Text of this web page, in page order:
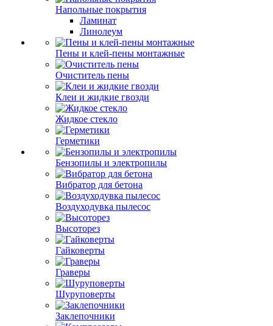
Напольные покрытия
Ламинат
Линолеум
Пены и клей-пены монтажные
Очиститель пены
Клеи и жидкие гвозди
Жидкое стекло
Герметики
Бензопилы и электропилы
Вибратор для бетона
Воздуходувка пылесос
Высоторез
Гайковерты
Граверы
Шуруповерты
Заклепочники